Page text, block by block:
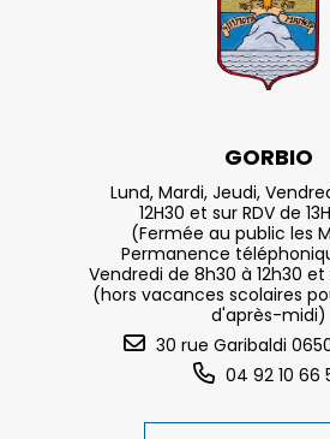
GORBIO
Lund, Mardi, Jeudi,
12H30 et sur RDV de
(Fermée au public les
Permanence
Vendredi de 8h30 à 12h30 et
(hors vacances scolaires
d'après-midi)
30 rue Garibaldi
04 92 10 66